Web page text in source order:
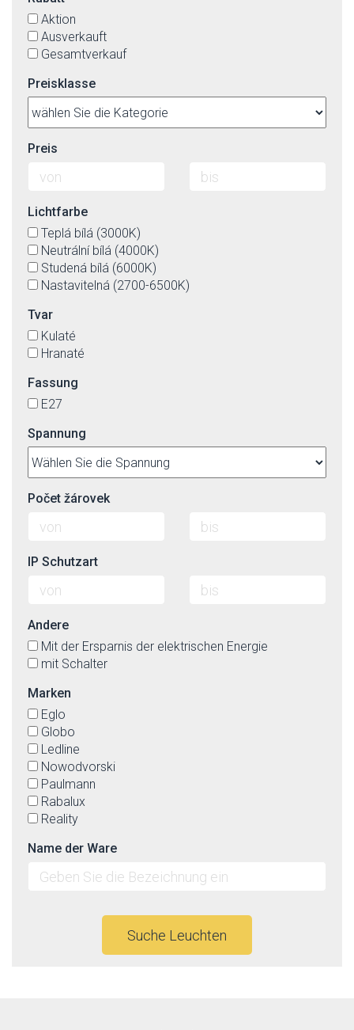
Aktion
Ausverkauft
Gesamtverkauf
Preisklasse
Preis
Lichtfarbe
Teplá bílá (3000K)
Neutrální bílá (4000K)
Studená bílá (6000K)
Nastavitelná (2700-6500K)
Tvar
Kulaté
Hranaté
Fassung
E27
Spannung
Počet žárovek
IP Schutzart
Andere
Mit der Ersparnis der elektrischen Energie
mit Schalter
Marken
Eglo
Globo
Ledline
Nowodvorski
Paulmann
Rabalux
Reality
Name der Ware
Suche Leuchten